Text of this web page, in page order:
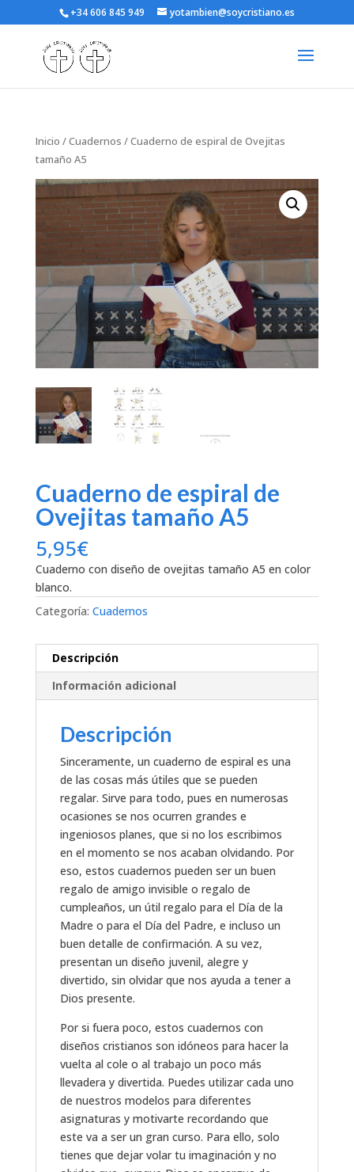
+34 606 845 949 yotambien@soycristiano.es
Inicio /Cuadernos / Cuaderno de espiral de Ovejitas
tamaño A5
Cuaderno de espiral de
Ovejitas tamaño A5
5,95€
Cuaderno con diseño de ovejitas tamaño A5 en color
blanco.
Categoría: Cuadernos
Descripción
Información adicional
Descripción
Sinceramente, un cuaderno de espiral es una
de las cosas más útiles que se pueden
regalar. Sirve para todo, pues en numerosas
ocasiones se nos ocurren grandes e
ingeniosos planes, que si no los escribimos
en el momento se nos acaban olvidando. Por
eso, estos cuadernos pueden ser un buen
regalo de amigo invisible o regalo de
cumpleaños, un útil regalo para el Día de la
Madre o para el Día del Padre, e incluso un
buen detalle de confirmación. A su vez,
presentan un diseño juvenil, alegre y
divertido, sin olvidar que nos ayuda a tener a
Dios presente.
Por si fuera poco, estos cuadernos con
diseños cristianos son idóneos para hacer la
vuelta al cole o al trabajo un poco más
llevadera y divertida. Puedes utilizar cada uno
de nuestros modelos para diferentes
asignaturas y motivarte recordando que
este va a ser un gran curso. Para ello, solo
tienes que dejar volar tu imaginación y no